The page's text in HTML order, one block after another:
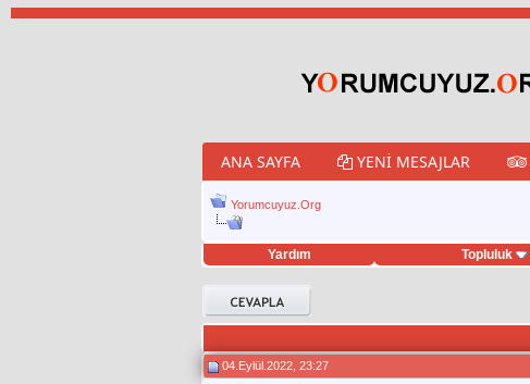
ANA SAYFA YENI MESAJLAR
Yorumcuyuz.Org
Yardım Topluluk
twitter retweet hilesi
04.Eylül.2022, 23:27